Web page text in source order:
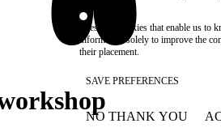
Statistics
These are cookies that enable us
information solely to improve the
their placement.
SAVE PREFERENCES
NO THANK YOU
WITHDRAW